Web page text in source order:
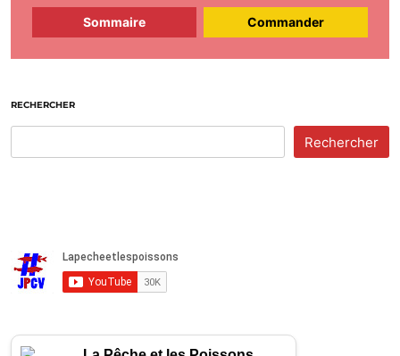
Sommaire Commander
RECHERCHER
Rechercher